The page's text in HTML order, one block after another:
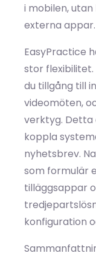
i mobilen,
externa appar.
EasyPractice
stor
du tillgång till
videomöten,
verktyg. Detta
koppla
nyhetsbrev.
som formulär
tilläggsappar
konfiguration